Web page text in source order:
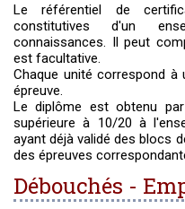
Le référentiel de
constitutives d'un
connaissances. Il peut
est facultative.
Chaque unité correspond
épreuve.
Le diplôme est obtenu
supérieure à 10/20 à
ayant déjà validé des blocs
des épreuves
Débouchés -